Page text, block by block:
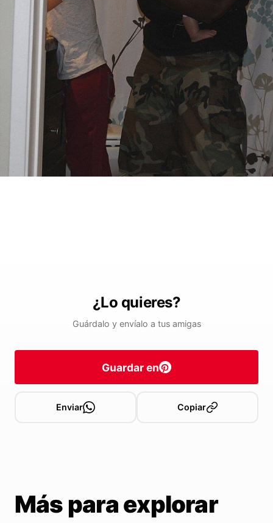
¿Lo quieres?
Guárdalo y envíalo a tus amigas
Guardar en
Enviar Copiar
Más para explorar